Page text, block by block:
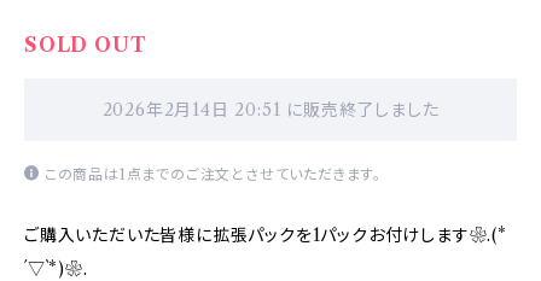
SOLD OUT
2026年2月14日 20:51 に販売終了しました
この商品は1点までのご注文とさせていただきます。
ご購入いただいた皆様に拡張パックを1パックお付けします❀.(*
´▽`*)❀.